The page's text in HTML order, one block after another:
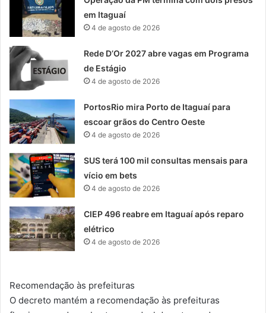
em Itaguaí
4 de agosto de 2026
Rede D’Or 2027 abre vagas em Programa
de Estágio
4 de agosto de 2026
PortosRio mira Porto de Itaguaí para
escoar grãos do Centro Oeste
4 de agosto de 2026
SUS terá 100 mil consultas mensais para
vício em bets
4 de agosto de 2026
CIEP 496 reabre em Itaguaí após reparo
elétrico
4 de agosto de 2026
Recomendação às prefeituras
O decreto mantém a recomendação às prefeituras